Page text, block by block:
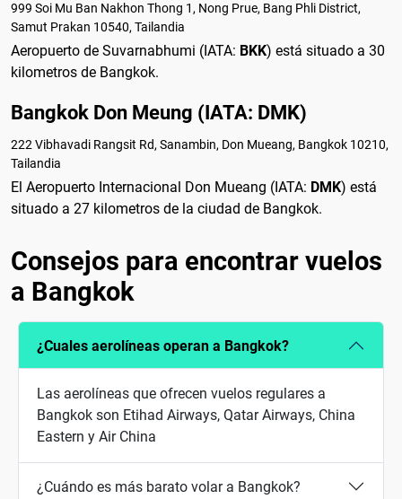
999 Soi Mu Ban Nakhon Thong 1, Nong Prue, Bang Phli District,
Samut Prakan 10540, Tailandia
Aeropuerto de Suvarnabhumi (IATA: BKK) está situado a 30
kilometros de Bangkok.
Bangkok Don Meung (IATA: DMK)
222 Vibhavadi Rangsit Rd, Sanambin, Don Mueang, Bangkok 10210,
Tailandia
El Aeropuerto Internacional Don Mueang (IATA: DMK) está
situado a 27 kilometros de la ciudad de Bangkok.
Consejos para encontrar vuelos
a Bangkok
¿Cuales aerolíneas operan a Bangkok?
Las aerolíneas que ofrecen vuelos regulares a
Bangkok son Etihad Airways, Qatar Airways, China
Eastern y Air China
¿Cuándo es más barato volar a Bangkok?